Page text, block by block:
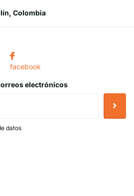
Colombia
facebook
electrónicos
datos